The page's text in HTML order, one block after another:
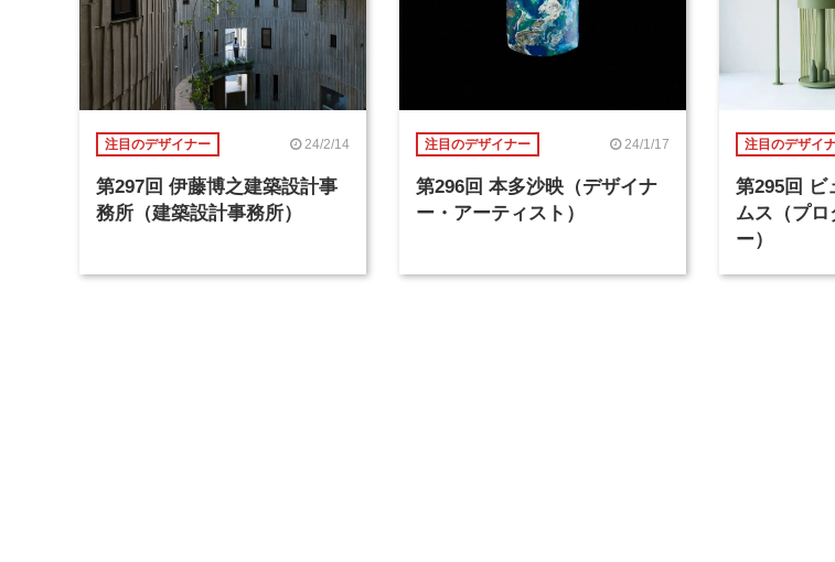
注目のデザイナー 24/2/14
第297回 伊藤博之建築設計事
務所（建築設計事務所）
注目のデザイナー 24/1/17
第296回 本多沙映（デザイナ
ー・アーティスト）
注目のデザイ
第295回 ビ
ムス（プ
ー）